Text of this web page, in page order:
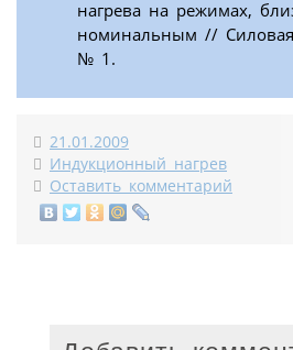
нагрева на режимах,
номинальным // Силовая
№ 1.
21.01.2009
Индукционный нагрев
Оставить комментарий